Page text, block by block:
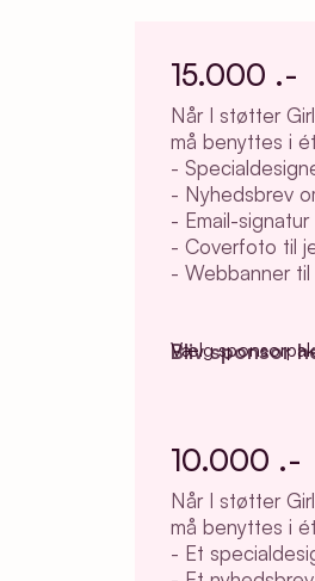
15.000 .-
Når I støtter
må benyttes i
-
- Nyhedsbrev
- Email-
- Coverfoto til
- Webbanner
Bliv sponsor
Vælg
10.000 .-
Når I støtter
må benyttes i
- Et